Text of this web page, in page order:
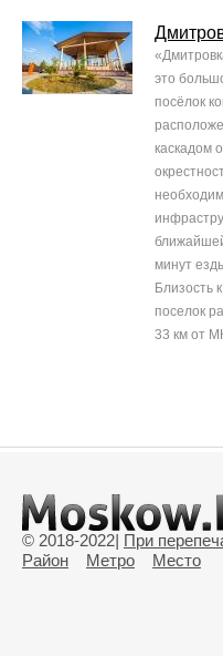
это
посёлок
каскадом
минут
Близость
поселок
33 км от
© 2018-2022| При
Район
Метро Место